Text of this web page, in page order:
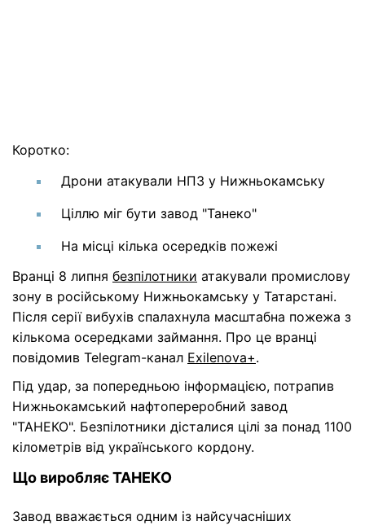
Коротко:
Дрони атакували НПЗ у Нижньокамську
Ціллю міг бути завод "Танеко"
На місці кілька осередків пожежі
Вранці 8 липня безпілотники атакували промислову
зону в російському Нижньокамську у Татарстані.
Після серії вибухів спалахнула масштабна пожежа з
кількома осередками займання. Про це вранці
повідомив Telegram-канал Exilenova+.
Під удар, за попередньою інформацією, потрапив
Нижньокамський нафтопереробний завод
"ТАНЕКО". Безпілотники дісталися цілі за понад 1100
кілометрів від українського кордону.
Що виробляє ТАНЕКО
Завод вважається одним із найсучасніших